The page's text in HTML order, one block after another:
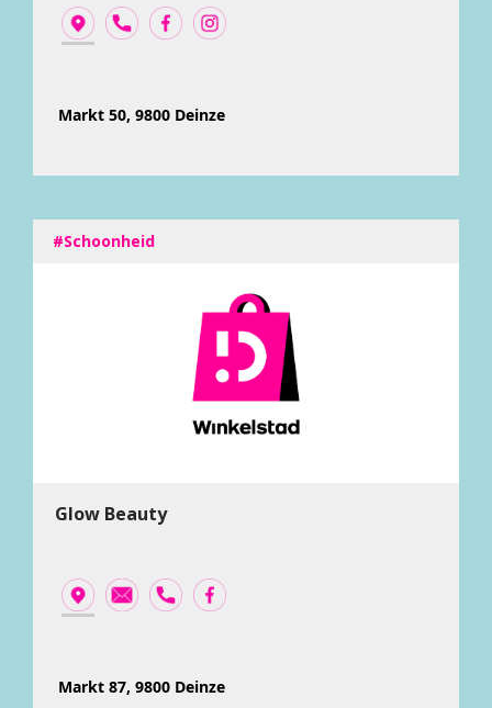
Markt 50, 9800 Deinze
#Schoonheid
Glow Beauty
Markt 87, 9800 Deinze